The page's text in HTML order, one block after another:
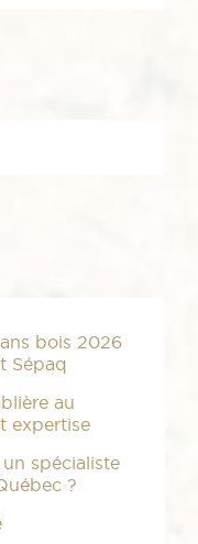
bois 2026
Sépaq
au
expertise
spécialiste
?